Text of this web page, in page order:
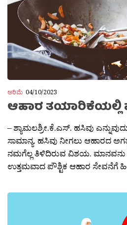
ಅರಿಮೆ 04/10/2023
ಆಹಾರ ತಯಾರಿಕೆಯಲ್ಲಿ
– ಶ್ಯಾಮಲಶ್ರೀ.ಕೆ.ಎಸ್. ಹಸಿವು
ಸಾಮಾನ್ಯ. ಹಸಿವು ನೀಗಲು ಆಹಾರದ
ನಮಗೆಲ್ಲ ತಿಳಿದಿರುವ ವಿಶಯ. ಮಾನವನು
ಉತ್ತಮವಾದ ಪೌಶ್ಟಿಕ ಆಹಾರ ಸೇವನೆಗೆ